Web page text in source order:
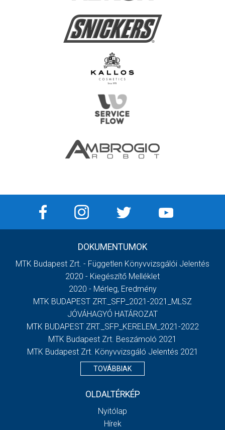
DOKUMENTUMOK
MTK Budapest Zrt. - Független Könyvvizsgálói Jelentés
2020 - Kiegészítő Melléklet
2020 - Mérleg, Eredmény
MTK BUDAPEST ZRT._SFP_2021-2021_MLSZ
JÓVÁHAGYÓ HATÁROZAT
MTK BUDAPEST ZRT._SFP_KERELEM_2021-2022
MTK Budapest Zrt. Beszámoló 2021
MTK Budapest Zrt. Könyvvizsgáló Jelentés 2021
TOVÁBBIAK
OLDALTÉRKÉP
Nyitólap
Hírek